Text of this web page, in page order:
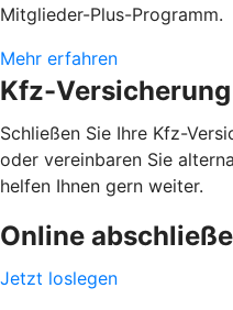
Mitglieder-Plus-Programm.
Mehr erfahren
Kfz-
Schließen Sie Ihre Kfz-
oder vereinbaren Sie
helfen Ihnen gern weiter.
Online
Jetzt loslegen